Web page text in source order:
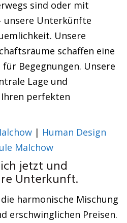
sind oder mit
unsere Unterkünfte
Unsere
schaffen eine
Begegnungen. Unsere
Lage und
perfekten
| Human Design
Malchow
jetzt und
Unterkunft.
harmonische Mischung
erschwinglichen Preisen.